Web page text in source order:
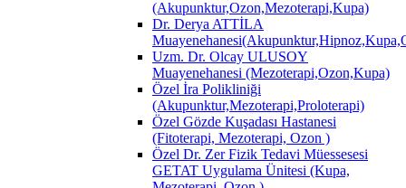
(Akupunktur,Ozon,Mezoterapi,Kupa)
Dr. Derya ATTİLA
Uzm. Dr. Olcay ULUSOY
Muayenehanesi (Mezoterapi,Ozon,Kupa)
Özel İra Polikliniği
(Akupunktur,Mezoterapi,Proloterapi)
Özel Gözde Kuşadası Hastanesi
(Fitoterapi, Mezoterapi, Ozon )
Özel Dr. Zer Fizik Tedavi Müessesesi
GETAT Uygulama Ünitesi (Kupa,